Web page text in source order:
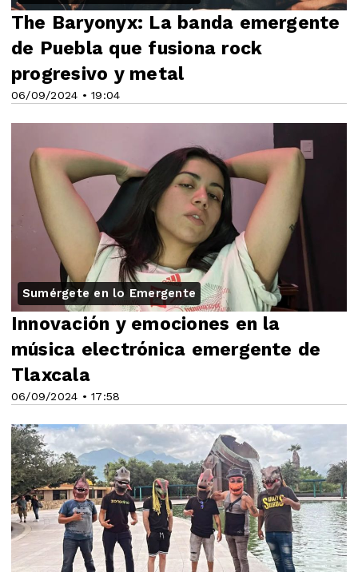
06/09/2024 • 19:04
The Baryonyx: La banda emergente
de Puebla que fusiona rock
progresivo y metal
Sumérgete en lo Emergente
06/09/2024 • 17:58
Innovación y emociones en la
música electrónica emergente de
Tlaxcala